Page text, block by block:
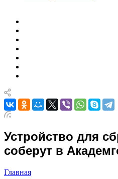
Устройство для
соберут в
Главная